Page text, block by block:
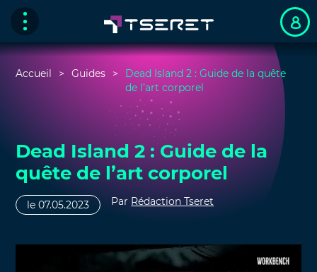
Accueil Guides
Dead Island 2 : Guide de la quête
de l’art corporel
Dead Island 2 : Guide de la
quête de l’art corporel
le 07.05.2023 Par Rédaction Tseret